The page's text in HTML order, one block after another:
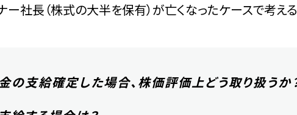
ー社長（株式の大半を保有）が亡くなったケースで考える
の支給確定した場合、株価評価上どう取り扱うか